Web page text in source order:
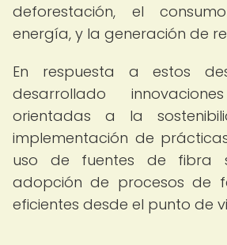
deforestación, el
energía, y la generación de
En respuesta a estos
desarrollado
orientadas a la
implementación de
uso de fuentes de fibra
adopción de procesos de
eficientes desde el punto de